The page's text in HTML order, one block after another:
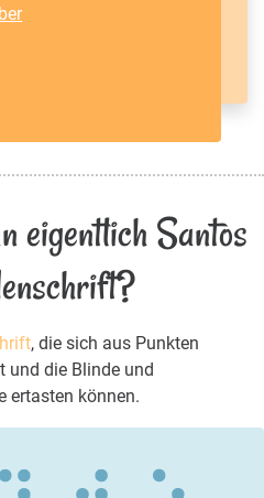
eigentlich Santos
, die sich aus Punkten
und die Blinde und
ertasten können.